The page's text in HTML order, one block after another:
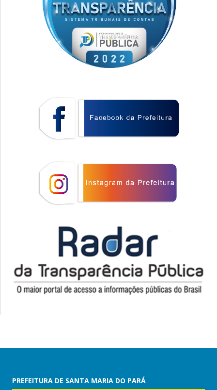
PREFEITURA DE SANTA MARIA DO PARÁ